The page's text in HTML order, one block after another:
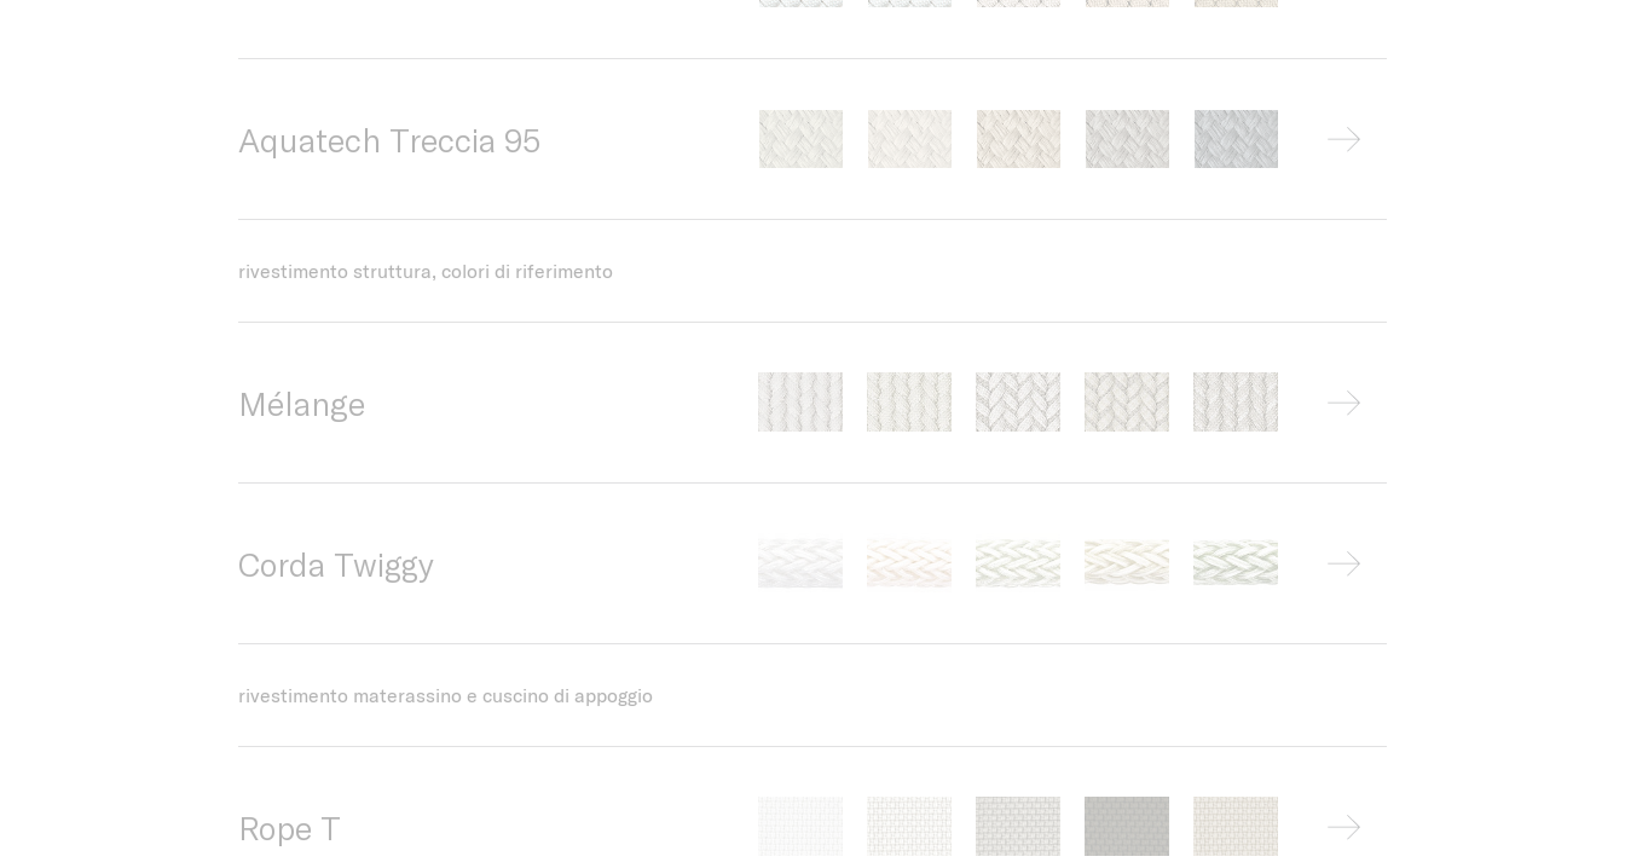
Aquatech Treccia 95
rivestimento struttura, colori di riferimento
Mélange
Corda Twiggy
rivestimento materassino e cuscino di appoggio
Rope T